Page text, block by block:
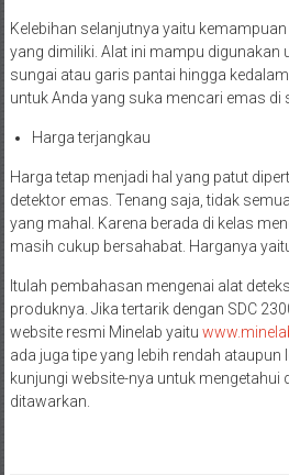
Kelebihan selanjutnya yaitu kemampuan
yang dimiliki. Alat ini mampu digunakan
sungai atau garis pantai hingga
untuk Anda yang suka mencari emas di
Harga terjangkau
Harga tetap menjadi hal yang patut
detektor emas. Tenang saja, tidak
yang mahal. Karena berada di kelas
masih cukup bersahabat. Harganya
Itulah pembahasan mengenai alat
produknya. Jika tertarik dengan SDC
website resmi Minelab yaitu
ada juga tipe yang lebih rendah ataupun
kunjungi website-nya untuk mengetahui
ditawarkan.